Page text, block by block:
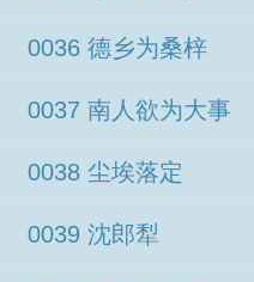
0036 德乡为桑梓
0037 南人欲为大事
0038 尘埃落定
0039 沈郎犁